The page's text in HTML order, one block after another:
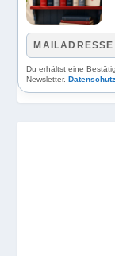
Du erhältst eine
Newsletter.